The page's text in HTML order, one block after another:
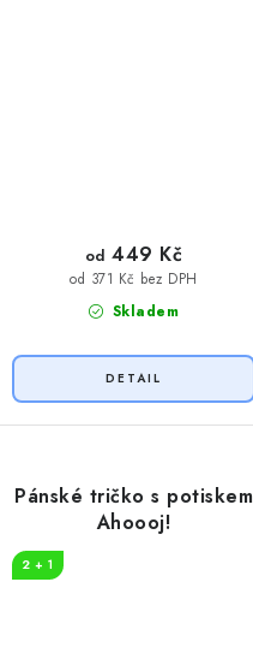
Skladem
od 371 Kč bez DPH
od 449 Kč
Pánské tričko s potiskem
Ahoooj!
2 + 1